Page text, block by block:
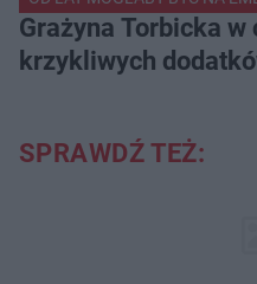
Grażyna Torbicka
krzykliwych
SPRAWDŹ TEŻ: